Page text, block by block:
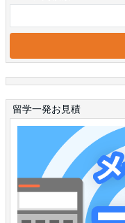
留学一発お見積